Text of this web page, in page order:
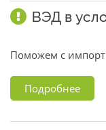
ВЭД в
Поможем с
Подробнее